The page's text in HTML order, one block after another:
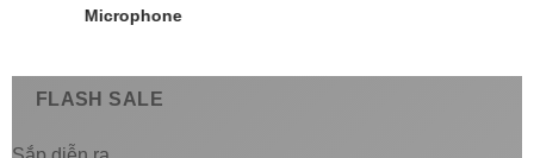
Microphone
FLASH SALE